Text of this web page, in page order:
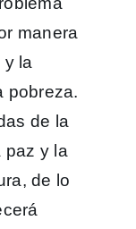
manera
y la
pobreza.
de la
paz y la
de lo